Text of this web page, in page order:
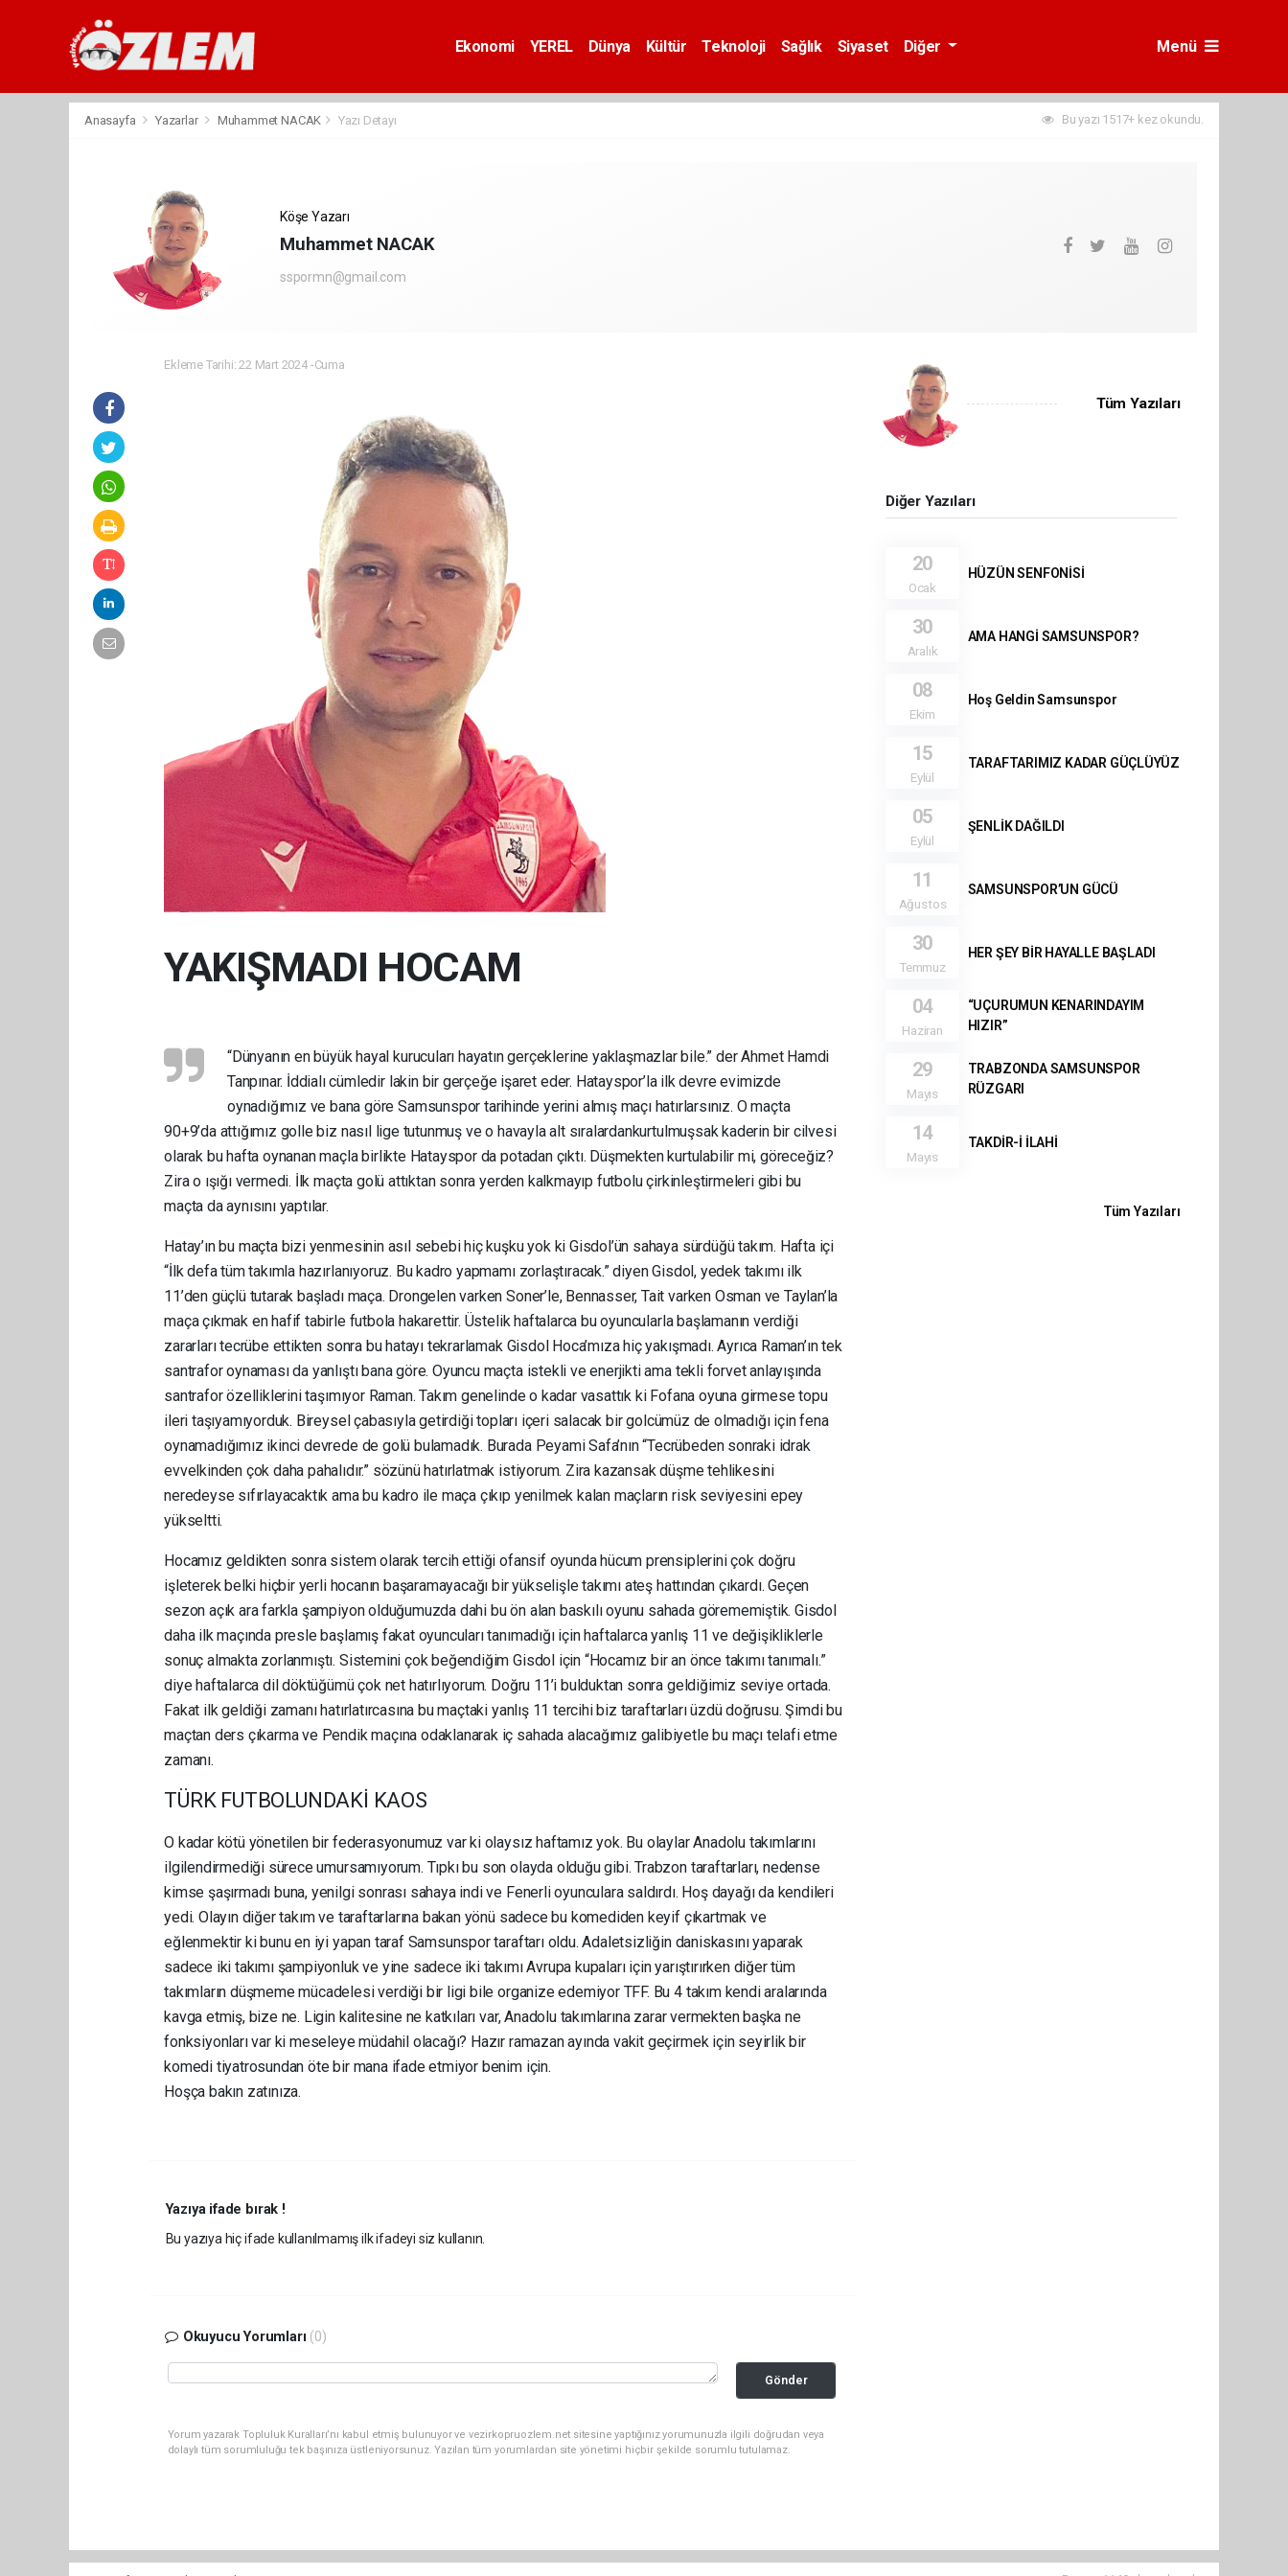
Ekonomi YEREL Dünya Kültür Teknoloji Sağlık Siyaset Diğer Menü
Anasayfa Yazarlar Muhammet NACAK Yazı Detayı Bu yazı 1517+ kez okundu.
Köşe Yazarı
Muhammet NACAK
sspormn@gmail.com
Ekleme Tarihi: 22 Mart 2024 -Cuma
YAKIŞMADI HOCAM
“Dünyanın en büyük hayal kurucuları hayatın gerçeklerine yaklaşmazlar bile.” der Ahmet Hamdi
Tanpınar. İddialı cümledir lakin bir gerçeğe işaret eder. Hatayspor’la ilk devre evimizde
oynadığımız ve bana göre Samsunspor tarihinde yerini almış maçı hatırlarsınız. O maçta
90+9’da attığımız golle biz nasıl lige tutunmuş ve o havayla alt sıralardankurtulmuşsak kaderin bir cilvesi
olarak bu hafta oynanan maçla birlikte Hatayspor da potadan çıktı. Düşmekten kurtulabilir mi, göreceğiz?
Zira o ışığı vermedi. İlk maçta golü attıktan sonra yerden kalkmayıp futbolu çirkinleştirmeleri gibi bu
maçta da aynısını yaptılar.
Hatay’ın bu maçta bizi yenmesinin asıl sebebi hiç kuşku yok ki Gisdol’ün sahaya sürdüğü takım. Hafta içi
“İlk defa tüm takımla hazırlanıyoruz. Bu kadro yapmamı zorlaştıracak.” diyen Gisdol, yedek takımı ilk
11’den güçlü tutarak başladı maça. Drongelen varken Soner’le, Bennasser, Tait varken Osman ve Taylan’la
maça çıkmak en hafif tabirle futbola hakarettir. Üstelik haftalarca bu oyuncularla başlamanın verdiği
zararları tecrübe ettikten sonra bu hatayı tekrarlamak Gisdol Hoca’mıza hiç yakışmadı. Ayrıca Raman’ın tek
santrafor oynaması da yanlıştı bana göre. Oyuncu maçta istekli ve enerjikti ama tekli forvet anlayışında
santrafor özelliklerini taşımıyor Raman. Takım genelinde o kadar vasattık ki Fofana oyuna girmese topu
ileri taşıyamıyorduk. Bireysel çabasıyla getirdiği topları içeri salacak bir golcümüz de olmadığı için fena
oynamadığımız ikinci devrede de golü bulamadık. Burada Peyami Safa’nın “Tecrübeden sonraki idrak
evvelkinden çok daha pahalıdır.” sözünü hatırlatmak istiyorum. Zira kazansak düşme tehlikesini
neredeyse sıfırlayacaktık ama bu kadro ile maça çıkıp yenilmek kalan maçların risk seviyesini epey
yükseltti.
Hocamız geldikten sonra sistem olarak tercih ettiği ofansif oyunda hücum prensiplerini çok doğru
işleterek belki hiçbir yerli hocanın başaramayacağı bir yükselişle takımı ateş hattından çıkardı. Geçen
sezon açık ara farkla şampiyon olduğumuzda dahi bu ön alan baskılı oyunu sahada görememiştik. Gisdol
daha ilk maçında presle başlamış fakat oyuncuları tanımadığı için haftalarca yanlış 11 ve değişikliklerle
sonuç almakta zorlanmıştı. Sistemini çok beğendiğim Gisdol için “Hocamız bir an önce takımı tanımalı.”
diye haftalarca dil döktüğümü çok net hatırlıyorum. Doğru 11’i bulduktan sonra geldiğimiz seviye ortada.
Fakat ilk geldiği zamanı hatırlatırcasına bu maçtaki yanlış 11 tercihi biz taraftarları üzdü doğrusu. Şimdi bu
maçtan ders çıkarma ve Pendik maçına odaklanarak iç sahada alacağımız galibiyetle bu maçı telafi etme
zamanı.
TÜRK FUTBOLUNDAKİ KAOS
O kadar kötü yönetilen bir federasyonumuz var ki olaysız haftamız yok. Bu olaylar Anadolu takımlarını
ilgilendirmediği sürece umursamıyorum. Tıpkı bu son olayda olduğu gibi. Trabzon taraftarları, nedense
kimse şaşırmadı buna, yenilgi sonrası sahaya indi ve Fenerli oyunculara saldırdı. Hoş dayağı da kendileri
yedi. Olayın diğer takım ve taraftarlarına bakan yönü sadece bu komediden keyif çıkartmak ve
eğlenmektir ki bunu en iyi yapan taraf Samsunspor taraftarı oldu. Adaletsizliğin daniskasını yaparak
sadece iki takımı şampiyonluk ve yine sadece iki takımı Avrupa kupaları için yarıştırırken diğer tüm
takımların düşmeme mücadelesi verdiği bir ligi bile organize edemiyor TFF. Bu 4 takım kendi aralarında
kavga etmiş, bize ne. Ligin kalitesine ne katkıları var, Anadolu takımlarına zarar vermekten başka ne
fonksiyonları var ki meseleye müdahil olacağı? Hazır ramazan ayında vakit geçirmek için seyirlik bir
komedi tiyatrosundan öte bir mana ifade etmiyor benim için.
Hoşça bakın zatınıza.
Yazıya ifade bırak !
Bu yazıya hiç ifade kullanılmamış ilk ifadeyi siz kullanın.
Okuyucu Yorumları (0)
Gönder
Yorum yazarak Topluluk Kuralları’nı kabul etmiş bulunuyor ve vezirkopruozlem.net sitesine yaptığınız yorumunuzla ilgili doğrudan veya
dolaylı tüm sorumluluğu tek başınıza üstleniyorsunuz. Yazılan tüm yorumlardan site yönetimi hiçbir şekilde sorumlu tutulamaz.
Tüm Yazıları
Diğer Yazıları
20
Ocak
HÜZÜN SENFONİSİ
30
Aralık
AMA HANGİ SAMSUNSPOR?
08
Ekim
Hoş Geldin Samsunspor
15
Eylül
TARAFTARIMIZ KADAR GÜÇLÜYÜZ
05
Eylül
ŞENLİK DAĞILDI
11
Ağustos
SAMSUNSPOR’UN GÜCÜ
30
Temmuz
HER ŞEY BİR HAYALLE BAŞLADI
04
Haziran
“UÇURUMUN KENARINDAYIM
HIZIR”
29
Mayıs
TRABZONDA SAMSUNSPOR
RÜZGARI
14
Mayıs
TAKDİR-İ İLAHİ
Tüm Yazıları